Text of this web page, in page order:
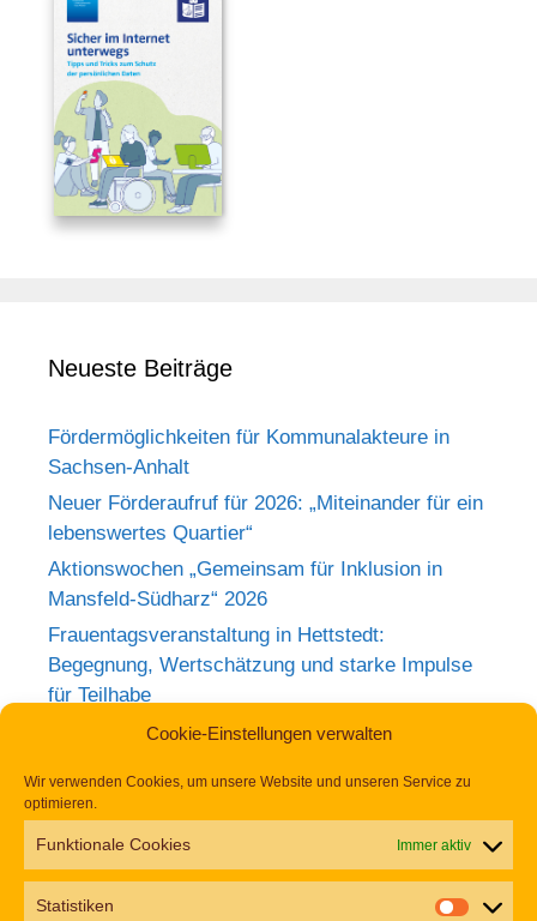
Cookie-Einstellungen verwalten
Wir verwenden Cookies, um unsere Website und unseren Service zu
optimieren.
Funktionale Cookies Immer aktiv
Statistiken
Neueste Beiträge
Fördermöglichkeiten für Kommunalakteure in
Sachsen-Anhalt
Neuer Förderaufruf für 2026: „Miteinander für ein
lebenswertes Quartier“
Aktionswochen „Gemeinsam für Inklusion in
Mansfeld-Südharz“ 2026
Frauentagsveranstaltung in Hettstedt:
Begegnung, Wertschätzung und starke Impulse
für Teilhabe
Rückblick zum Weltkrebstag im Europa-
Tag der Begegnung 2026 – Jetzt anmelden und
dabei sein!